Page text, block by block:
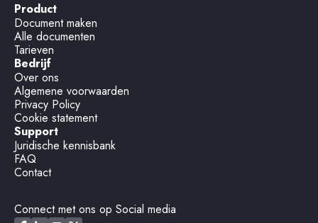
Product
Document maken
Alle documenten
Tarieven
Bedrijf
Over ons
Algemene voorwaarden
Privacy Policy
Cookie statement
Support
Juridische kennisbank
FAQ
Contact
Connect met ons op Social media